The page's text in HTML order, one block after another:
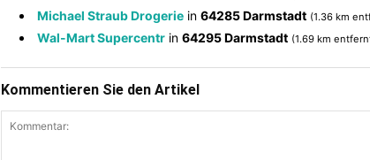
Michael Straub Drogerie in 64285 Darmstadt (1.36 km
Wal-Mart Supercentr in 64295 Darmstadt (1.69 km
Kommentieren Sie den Artikel